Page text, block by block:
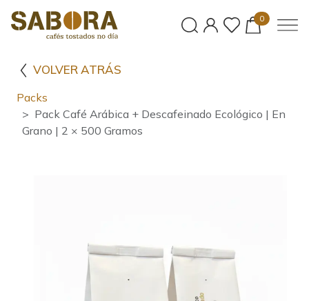
0
VOLVER ATRÁS
Packs
Pack Café Arábica + Descafeinado Ecológico | En
Grano | 2 × 500 Gramos